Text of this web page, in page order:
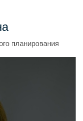
планирования